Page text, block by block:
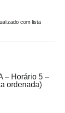
com lista
– Horário 5 –
ordenada)